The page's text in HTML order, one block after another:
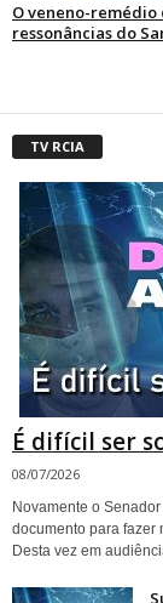
O veneno-remédio
ressonâncias do
TV RCIA
É difícil ser
08/07/2026
Novamente o
documento para fazer
Desta vez em